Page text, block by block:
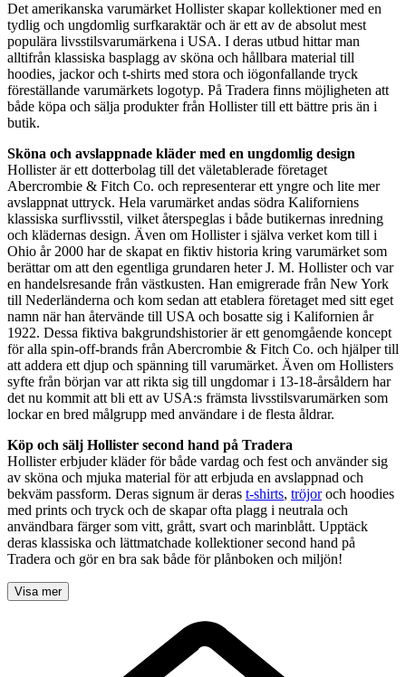
Det amerikanska varumärket Hollister skapar kollektioner med en
tydlig och ungdomlig surfkaraktär och är ett av de absolut mest
populära livsstilsvarumärkena i USA. I deras utbud hittar man
alltifrån klassiska basplagg av sköna och hållbara material till
hoodies, jackor och t-shirts med stora och iögonfallande tryck
föreställande varumärkets logotyp. På Tradera finns möjligheten att
både köpa och sälja produkter från Hollister till ett bättre pris än i
butik.
Sköna och avslappnade kläder med en ungdomlig design
Hollister är ett dotterbolag till det väletablerade företaget
Abercrombie & Fitch Co. och representerar ett yngre och lite mer
avslappnat uttryck. Hela varumärket andas södra Kaliforniens
klassiska surflivsstil, vilket återspeglas i både butikernas inredning
och klädernas design. Även om Hollister i själva verket kom till i
Ohio år 2000 har de skapat en fiktiv historia kring varumärket som
berättar om att den egentliga grundaren heter J. M. Hollister och var
en handelsresande från västkusten. Han emigrerade från New York
till Nederländerna och kom sedan att etablera företaget med sitt eget
namn när han återvände till USA och bosatte sig i Kalifornien år
1922. Dessa fiktiva bakgrundshistorier är ett genomgående koncept
för alla spin-off-brands från Abercrombie & Fitch Co. och hjälper till
att addera ett djup och spänning till varumärket. Även om Hollisters
syfte från början var att rikta sig till ungdomar i 13-18-årsåldern har
det nu kommit att bli ett av USA:s främsta livsstilsvarumärken som
lockar en bred målgrupp med användare i de flesta åldrar.
Köp och sälj Hollister second hand på Tradera
Hollister erbjuder kläder för både vardag och fest och använder sig
av sköna och mjuka material för att erbjuda en avslappnad och
bekväm passform. Deras signum är deras t-shirts, tröjoroch hoodies
med prints och tryck och de skapar ofta plagg i neutrala och
användbara färger som vitt, grått, svart och marinblått. Upptäck
deras klassiska och lättmatchade kollektioner second hand på
Tradera och gör en bra sak både för plånboken och miljön!
Visa mer